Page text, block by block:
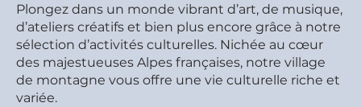
Plongez dans un monde vibrant d’art, de musique,
d’ateliers créatifs et bien plus encore grâce à notre
sélection d’activités culturelles. Nichée au cœur
des majestueuses Alpes françaises, notre village
de montagne vous offre une vie culturelle riche et
variée.